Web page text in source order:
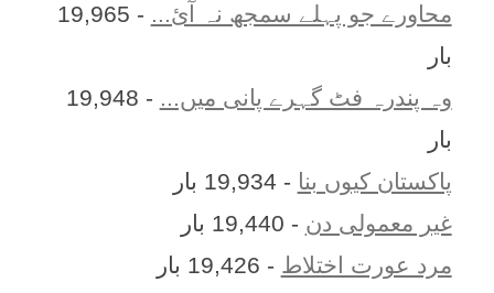
محاورے جو پہلے سمجھ نہ آئ...
- 19,965
بار
وہ پندرہ فٹ گہرے پانی میں...
- 19,948
بار
پاکستان کیوں بنا - 19,934 بار
غیر معمولی دن - 19,440 بار
مرد عورت اختلاط - 19,426 بار